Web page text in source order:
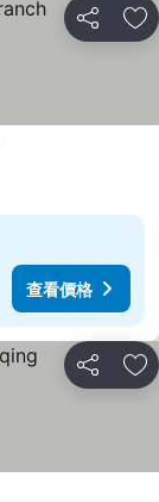
分享 加
查看價格
分享 加